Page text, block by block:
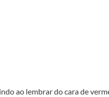
ao lembrar do cara de